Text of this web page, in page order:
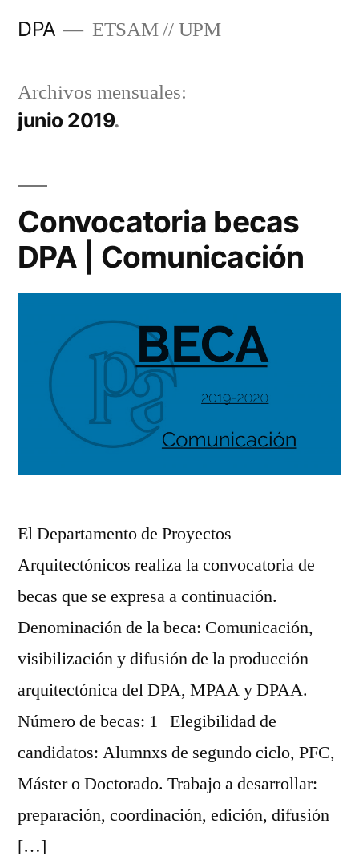
DPA ETSAM // UPM
Archivos mensuales:
junio 2019
Convocatoria becas
DPA | Comunicación
El Departamento de Proyectos
Arquitectónicos realiza la convocatoria de
becas que se expresa a continuación.
Denominación de la beca: Comunicación,
visibilización y difusión de la producción
arquitectónica del DPA, MPAA y DPAA.
Número de becas: 1 Elegibilidad de
candidatos: Alumnxs de segundo ciclo, PFC,
Máster o Doctorado. Trabajo a desarrollar:
preparación, coordinación, edición, difusión
[…]